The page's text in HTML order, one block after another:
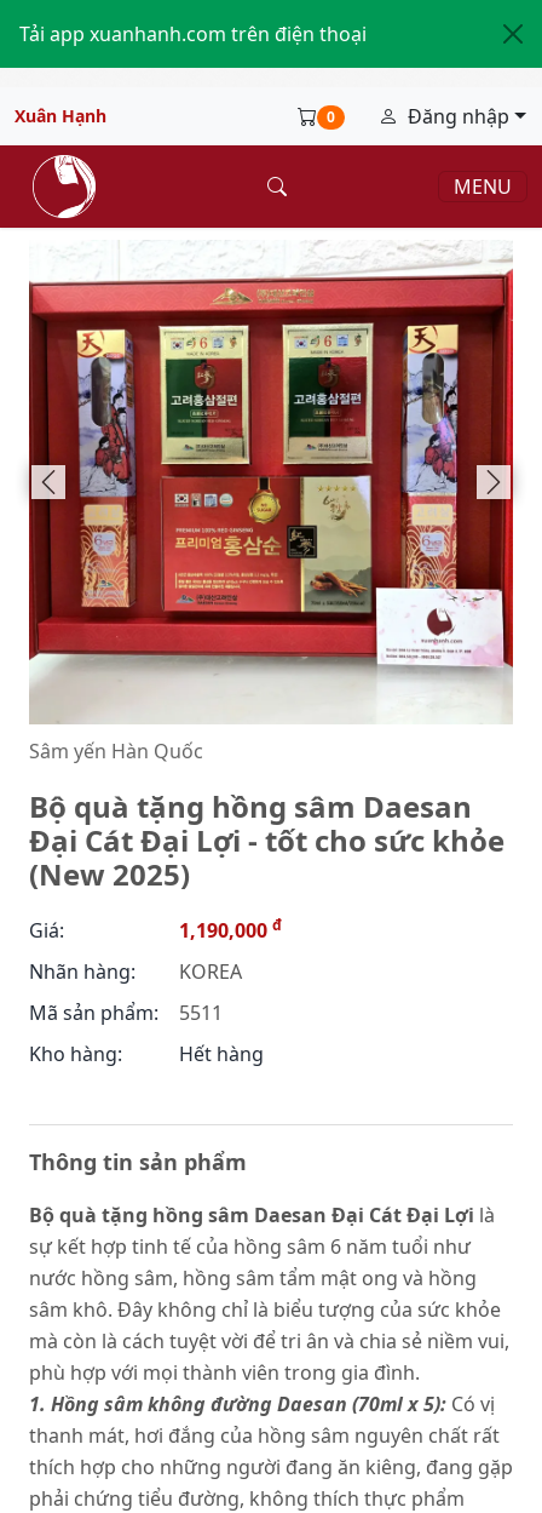
Tải app xuanhanh.com trên điện thoại
Xuân Hạnh 0 Đăng nhập
MENU
Sâm yến Hàn Quốc
Bộ quà tặng hồng sâm Daesan
Đại Cát Đại Lợi - tốt cho sức khỏe
(New 2025)
Giá: 1,190,000 đ
Nhãn hàng:
KOREA
Mã sản phẩm:
5511
Kho hàng:
Hết hàng
Thông tin sản phẩm
Bộ quà tặng hồng sâm Daesan Đại Cát Đại Lợi là
sự kết hợp tinh tế của hồng sâm 6 năm tuổi như
nước hồng sâm, hồng sâm tẩm mật ong và hồng
sâm khô. Đây không chỉ là biểu tượng của sức khỏe
mà còn là cách tuyệt vời để tri ân và chia sẻ niềm vui,
phù hợp với mọi thành viên trong gia đình.
1. Hồng sâm không đường Daesan (70ml x 5): Có vị
thanh mát, hơi đắng của hồng sâm nguyên chất rất
thích hợp cho những người đang ăn kiêng, đang gặp
phải chứng tiểu đường, không thích thực phẩm